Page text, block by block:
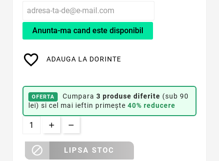
Anunta-ma cand este disponibil
favorite_border ADAUGA LA DORINTE
OFERTA Cumpara 3 produse diferite (sub 90
lei) si cel mai ieftin primește 40% reducere
 LIPSA STOC